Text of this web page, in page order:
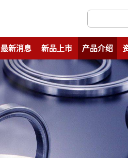
最新消息 新品上市 产品介绍